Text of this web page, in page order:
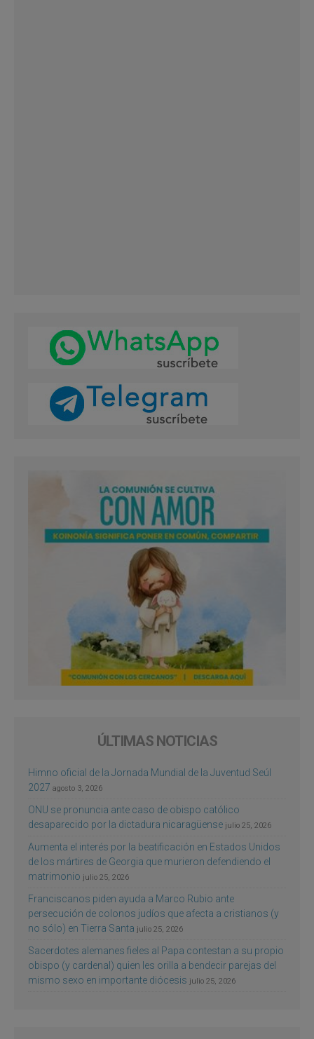
ÚLTIMAS NOTICIAS
Himno oficial de la Jornada Mundial de la Juventud Seúl
2027 agosto 3, 2026
ONU se pronuncia ante caso de obispo católico
desaparecido por la dictadura nicaragüense julio 25, 2026
Aumenta el interés por la beatificación en Estados Unidos
de los mártires de Georgia que murieron defendiendo el
matrimonio julio 25, 2026
Franciscanos piden ayuda a Marco Rubio ante
persecución de colonos judíos que afecta a cristianos (y
no sólo) en Tierra Santa julio 25, 2026
Sacerdotes alemanes fieles al Papa contestan a su propio
obispo (y cardenal) quien les orilla a bendecir parejas del
mismo sexo en importante diócesis julio 25, 2026